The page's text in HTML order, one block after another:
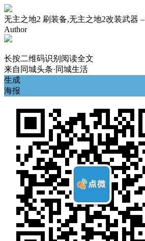
无主之地2 刷装备,无主之地2改装武器 –
Author
长按二维码识别阅读全文
来自 同城头条·同城生活
生成
海报